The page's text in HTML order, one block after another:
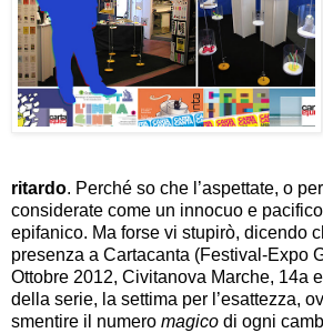
ritardo. Perché so che l’aspettate, o
considerate come un innocuo e
epifanico. Ma forse vi stupirò, dicendo
presenza a Cartacanta (Festival-Expo
Ottobre 2012, Civitanova Marche, 14a
della serie, la settima per l’esattezza,
smentire il numero magico di ogni